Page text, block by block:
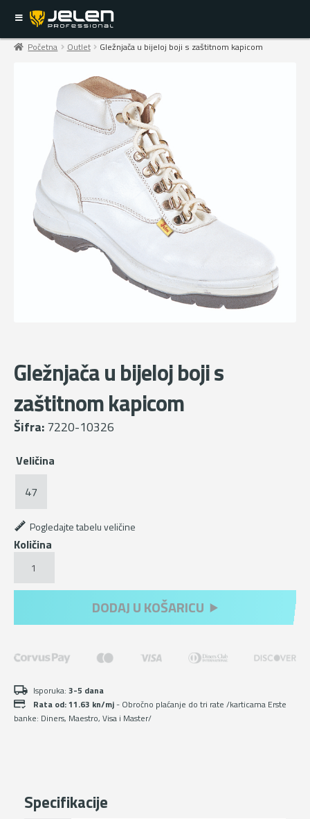
Početna Outlet Gležnjača u bijeloj boji s zaštitnom kapicom
Gležnjača u bijeloj boji s
zaštitnom kapicom
Šifra:7220-10326
Veličina
47
Pogledajte tabelu veličine
Količina
zaštitnom
količina
DODAJ U KOŠARICU
Isporuka:3-5 dana
Rata od: 11.63 kn/mj- Obročno plaćanje do tri rate /karticama Erste
banke: Diners, Maestro, Visa i Master/
Specifikacije